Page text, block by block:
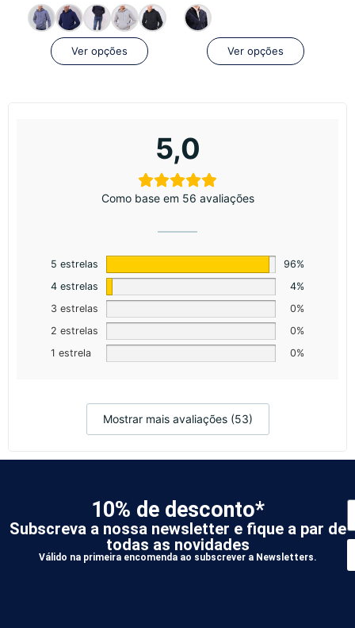
Ver opções Ver opções
5,0
Como base em 56 avaliações
5 estrelas
96%
4 estrelas
4%
3 estrelas
0%
2 estrelas
0%
1 estrela
0%
Mostrar mais avaliações (53)
10% de desconto*
Subscreva a nossa newsletter e fique a par de
todas as novidades
Válido na primeira encomenda ao subscrever a Newsletters.